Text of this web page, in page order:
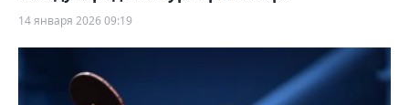
14 января 2026 09:19